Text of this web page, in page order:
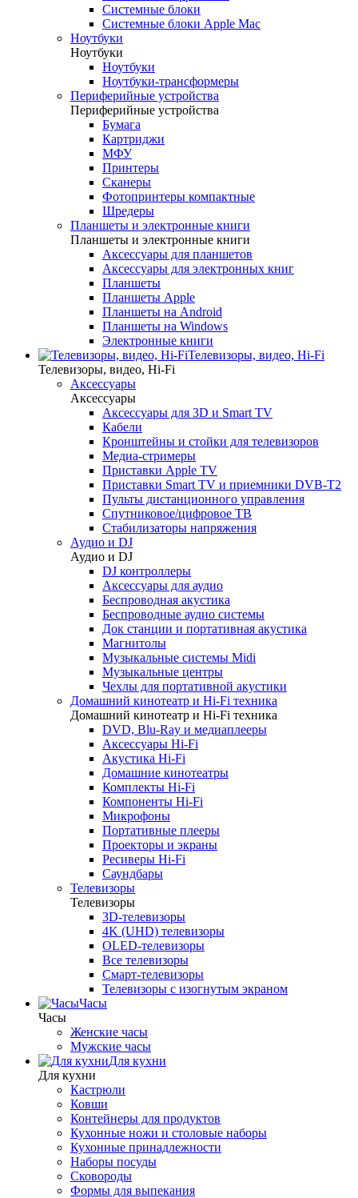
Системные блоки
Системные блоки Apple Mac
Ноутбуки
Ноутбуки
Ноутбуки
Ноутбуки-трансформеры
Периферийные устройства
Периферийные устройства
Бумага
Картриджи
МФУ
Принтеры
Сканеры
Фотопринтеры компактные
Шредеры
Планшеты и электронные книги
Планшеты и электронные книги
Аксессуары для планшетов
Аксессуары для электронных книг
Планшеты
Планшеты Apple
Планшеты на Android
Планшеты на Windows
Электронные книги
Телевизоры, видео, Hi-Fi
Телевизоры, видео, Hi-Fi
Аксессуары
Аксессуары
Аксессуары для 3D и Smart TV
Кабели
Кронштейны и стойки для телевизоров
Медиа-стримеры
Приставки Apple TV
Приставки Smart TV и приемники DVB-T2
Пульты дистанционного управления
Спутниковое/цифровое ТВ
Стабилизаторы напряжения
Аудио и DJ
Аудио и DJ
DJ контроллеры
Аксессуары для аудио
Беспроводная акустика
Беспроводные аудио системы
Док станции и портативная акустика
Магнитолы
Музыкальные системы Midi
Музыкальные центры
Чехлы для портативной акустики
Домашний кинотеатр и Hi-Fi техника
Домашний кинотеатр и Hi-Fi техника
DVD, Blu-Ray и медиаплееры
Аксессуары Hi-Fi
Акустика Hi-Fi
Домашние кинотеатры
Комплекты Hi-Fi
Компоненты Hi-Fi
Микрофоны
Портативные плееры
Проекторы и экраны
Ресиверы Hi-Fi
Саундбары
Телевизоры
Телевизоры
3D-телевизоры
4K (UHD) телевизоры
OLED-телевизоры
Все телевизоры
Смарт-телевизоры
Телевизоры с изогнутым экраном
Часы
Часы
Женские часы
Мужские часы
Для кухни
Для кухни
Кастрюли
Ковши
Контейнеры для продуктов
Кухонные ножи и столовые наборы
Кухонные принадлежности
Наборы посуды
Сковороды
Формы для выпекания